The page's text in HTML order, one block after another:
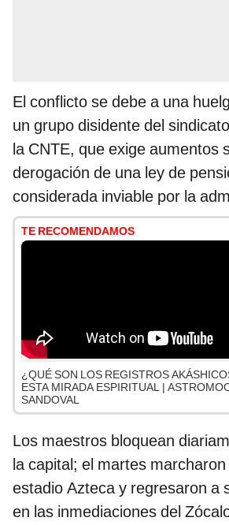
El conflicto se debe a una
un grupo disidente del
la CNTE, que exige aumentos
derogación de una ley de
considerada inviable por la
TE RECOMENDAMOS
¿QUÉ SON LOS REGISTROS
ESTA MIRADA ESPIRITUAL |
SANDOVAL
Los maestros bloquean
la capital; el martes
estadio Azteca y regresaron a
en las inmediaciones del